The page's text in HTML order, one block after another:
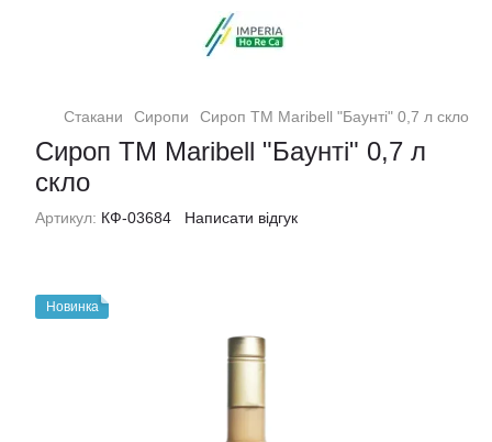
Стакани Сиропи Сироп ТМ Maribell "Баунті" 0,7 л скло
Сироп ТМ Maribell "Баунті" 0,7 л
скло
Артикул: КФ-03684 Написати відгук
Новинка